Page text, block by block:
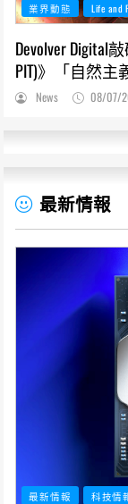
業界動態 Life and
Devolver Digital
PIT)》「自然
萬份，遊戲史低
News 08/07/
最新情報
最新情報 科技情